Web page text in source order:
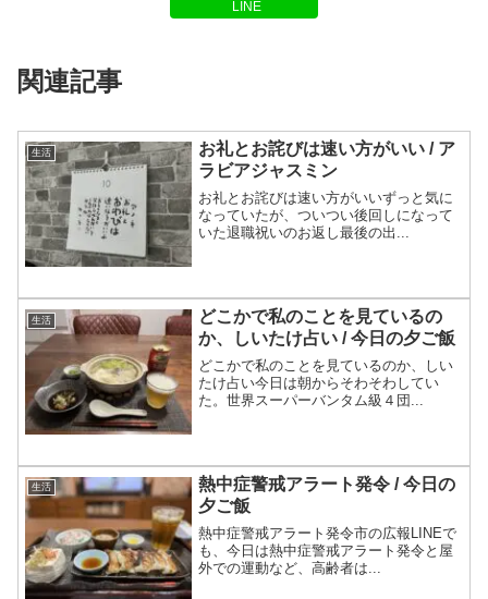
LINE
関連記事
生活
お礼とお詫びは速い方がいい / ア
ラビアジャスミン
お礼とお詫びは速い方がいいずっと気に
なっていたが、ついつい後回しになって
いた退職祝いのお返し最後の出...
生活
どこかで私のことを見ているの
か、しいたけ占い / 今日の夕ご飯
どこかで私のことを見ているのか、しい
たけ占い今日は朝からそわそわしてい
た。世界スーパーバンタム級４団...
生活
熱中症警戒アラート発令 / 今日の
夕ご飯
熱中症警戒アラート発令市の広報LINEで
も、今日は熱中症警戒アラート発令と屋
外での運動など、高齢者は...